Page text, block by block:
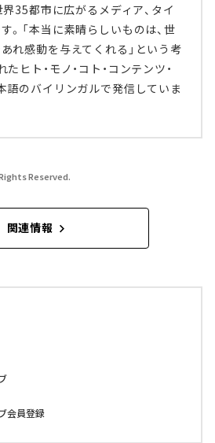
界35都市に広がるメディア、タイ
。「本当に素晴らしいものは、世
れ感動を与えてくれる」という考
ヒト・モノ・コト・コンテンツ・
語のバイリンガルで発信していま
Reserved.
関連情報
会員登録